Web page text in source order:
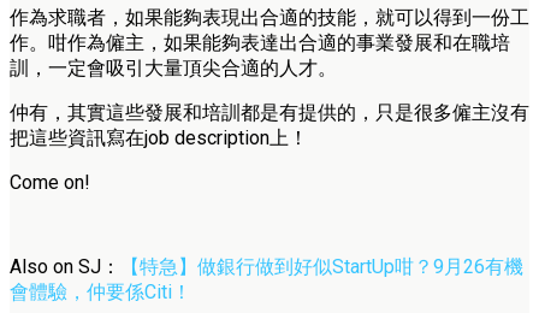
作為求職者，如果能夠表現出合適的技能，就可以得到一份工
作。咁作為僱主，如果能夠表達出合適的事業發展和在職培
訓，一定會吸引大量頂尖合適的人才。
仲有，其實這些發展和培訓都是有提供的，只是很多僱主沒有
把這些資訊寫在job description上！
Come on!
Also on SJ：
【特急】做銀行做到好似StartUp咁？9月26有機
會體驗，仲要係Citi！